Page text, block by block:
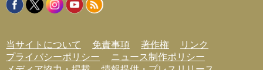
ー
当サイトについて 免責事項 著作権
リンク
プライバシーポリシー
ニュース制作ポリシー